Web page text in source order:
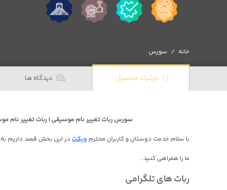
موسیقی
عدد
خانه سورس
جزئیات محصول دیدگاه ها
سورس ربات تغییر نام موسیقی | ربات تغییر نام
با سلام خدمت دوستان و کاربران محترم ویکت در این بخش قصد داریم
ما را همراهی کنید…
ربات های تلگرامی